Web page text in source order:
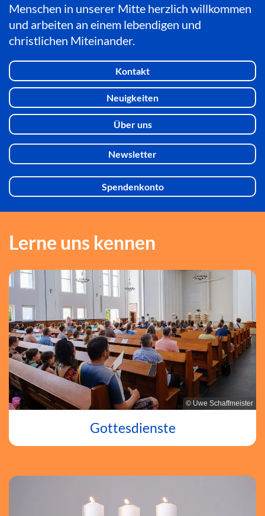
Menschen in unserer Mitte herzlich willkommen
und arbeiten an einem lebendigen und
christlichen Miteinander.
Kontakt
Neuigkeiten
Über uns
Newsletter
Spendenkonto
Lerne uns kennen
© Uwe Schaffmeister
Gottesdienste